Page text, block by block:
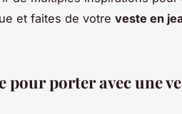
et faites de votre veste en
porter avec une